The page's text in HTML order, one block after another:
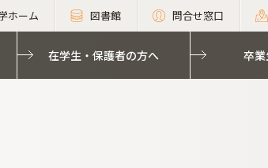
ホーム 図書館 問合せ窓口
在学生・保護者の方へ 卒